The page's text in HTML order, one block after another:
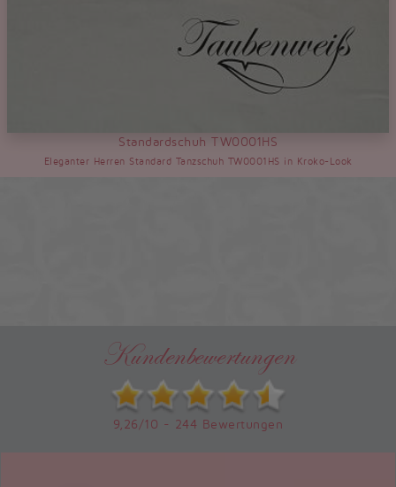
Standardschuh TW0001HS
Eleganter Herren Standard Tanzschuh TW0001HS in Kroko-Look
Kundenbewertungen
9,26/10 - 244 Bewertungen